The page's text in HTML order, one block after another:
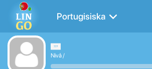
Portugisiska
Nivå/